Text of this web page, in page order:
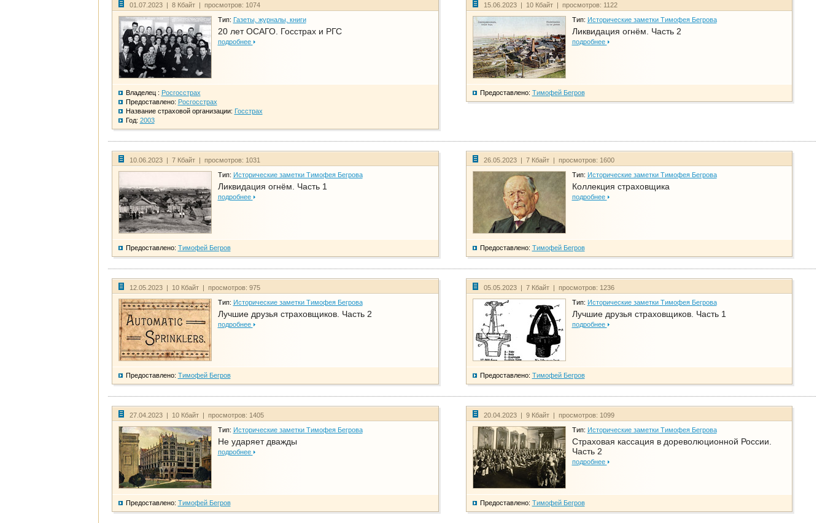
01.07.2023 | 8 Кбайт | просмотров: 1074
Тип: Газеты, журналы, книги
20 лет ОСАГО. Госстрах и РГС
подробнее
Владелец : Росгосстрах
Предоставлено: Росгосстрах
Название страховой организации: Госстрах
Год: 2003
15.06.2023 | 10 Кбайт | просмотров: 1122
Тип: Исторические заметки Тимофея Бегрова
Ликвидация огнём. Часть 2
подробнее
Предоставлено: Тимофей Бегров
10.06.2023 | 7 Кбайт | просмотров: 1031
Тип: Исторические заметки Тимофея Бегрова
Ликвидация огнём. Часть 1
подробнее
Предоставлено: Тимофей Бегров
26.05.2023 | 7 Кбайт | просмотров: 1600
Тип: Исторические заметки Тимофея Бегрова
Коллекция страховщика
подробнее
Предоставлено: Тимофей Бегров
12.05.2023 | 10 Кбайт | просмотров: 975
Тип: Исторические заметки Тимофея Бегрова
Лучшие друзья страховщиков. Часть 2
подробнее
Предоставлено: Тимофей Бегров
05.05.2023 | 7 Кбайт | просмотров: 1236
Тип: Исторические заметки Тимофея Бегрова
Лучшие друзья страховщиков. Часть 1
подробнее
Предоставлено: Тимофей Бегров
27.04.2023 | 10 Кбайт | просмотров: 1405
Тип: Исторические заметки Тимофея Бегрова
Не ударяет дважды
подробнее
Предоставлено: Тимофей Бегров
20.04.2023 | 9 Кбайт | просмотров: 1099
Тип: Исторические заметки Тимофея Бегрова
Страховая кассация в дореволюционной России.
Часть 2
подробнее
Предоставлено: Тимофей Бегров